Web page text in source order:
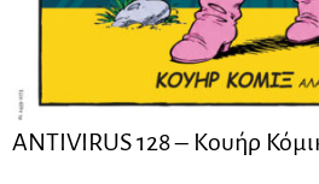
ANTIVIRUS 128 – Kουήρ